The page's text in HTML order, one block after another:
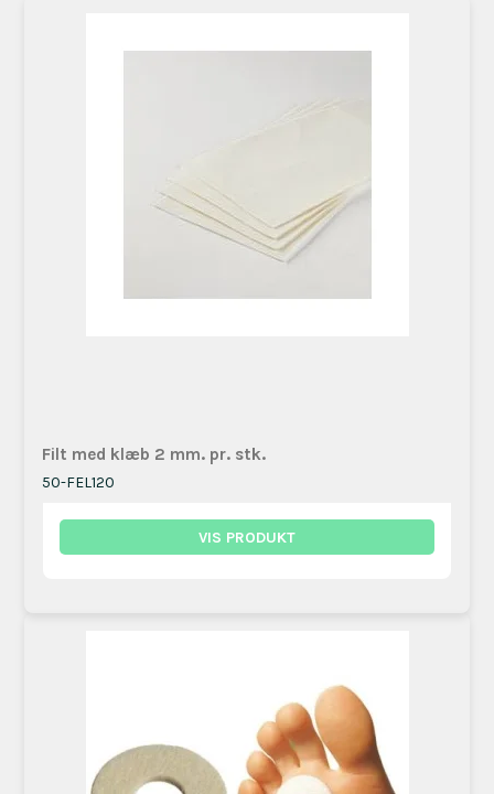
Filt med klæb 2 mm. pr. stk.
50-FEL120
VIS PRODUKT